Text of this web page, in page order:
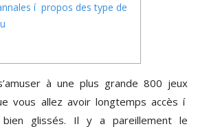
í propos des type de
à une plus grande 800 jeux
vous allez avoir longtemps accès í
glissés. Il y a pareillement le